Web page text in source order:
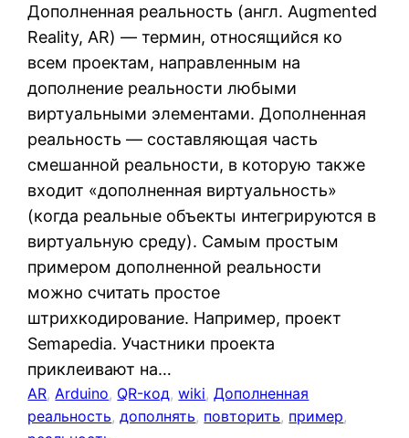
Дополненная реальность (англ. Augmented
Reality, AR) — термин, относящийся ко
всем проектам, направленным на
дополнение реальности любыми
виртуальными элементами. Дополненная
реальность — составляющая часть
смешанной реальности, в которую также
входит «дополненная виртуальность»
(когда реальные объекты интегрируются в
виртуальную среду). Самым простым
примером дополненной реальности
можно считать простое
штрихкодирование. Например, проект
Semapedia. Участники проекта
приклеивают на…
AR, Arduino, QR-код, wiki, Дополненная
реальность, дополнять, повторить, пример